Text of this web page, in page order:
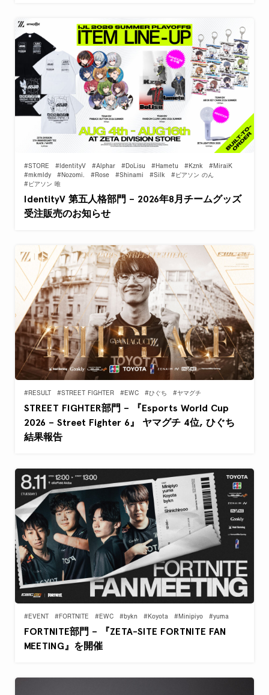
#STORE #IdentityV #Alphar #DoLisu #Hametu #Kznk
#MiraiK
#mkmldy
#Nozomi. #Rose #Shinami #Silk
#ピアソン のん
#ピアソン 唯
IdentityV 第五人格部門 – 2026年8月チームグッズ
受注販売のお知らせ
#RESULT #STREET FIGHTER #EWC #ひぐち #ヤマグチ
STREET FIGHTER部門 – 『Esports World Cup
2026 – Street Fighter 6』 ヤマグチ 4位, ひぐち
結果報告
#EVENT #FORTNITE #EWC #bykn #Koyota #Minipiyo #yuma
FORTNITE部門 – 『ZETA-SITE FORTNITE FAN
MEETING』を開催